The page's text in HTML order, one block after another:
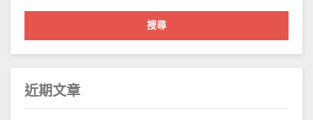
關
字:
近期文章